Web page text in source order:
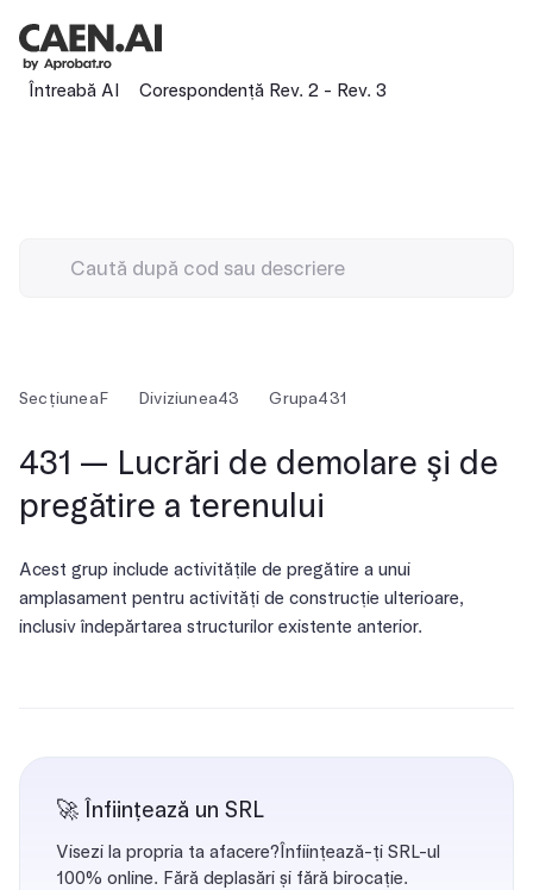
Întreabă AI Corespondență Rev. 2 - Rev. 3
SecțiuneaF Diviziunea43 Grupa431
431 — Lucrări de demolare şi de
pregătire a terenului
Acest grup include activitățile de pregătire a unui
amplasament pentru activități de construcție ulterioare,
inclusiv îndepărtarea structurilor existente anterior.
🚀 Înființează un SRL
Visezi la propria ta afacere?Înființează-ți SRL-ul
100% online. Fără deplasări și fără birocație.